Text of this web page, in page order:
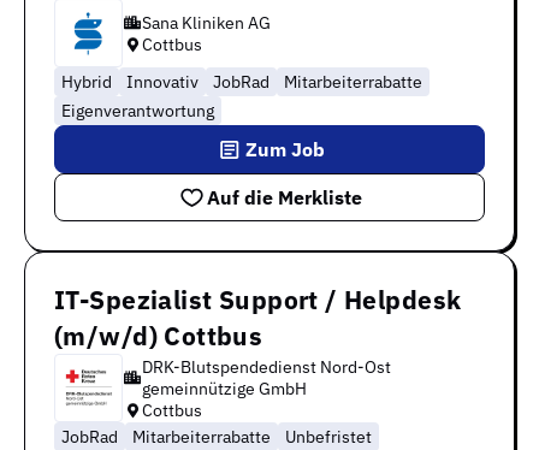
Sana Kliniken AG
Cottbus
Hybrid
Innovativ JobRad
Mitarbeiterrabatte
Eigenverantwortung
Auf die Merkliste
Zum Job
IT-Spezialist Support / Helpdesk
(m/w/d) Cottbus
DRK-Blutspendedienst Nord-Ost
gemeinnützige GmbH
Cottbus
JobRad
Mitarbeiterrabatte
Unbefristet